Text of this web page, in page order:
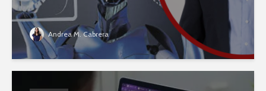
Andrea M. Cabrera